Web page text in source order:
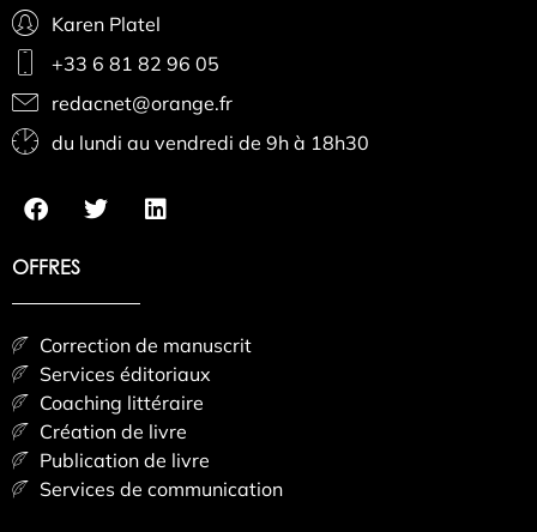
Karen Platel
+33 6 81 82 96 05
redacnet@orange.fr
du lundi au vendredi de 9h à 18h30
OFFRES
Correction de manuscrit
Services éditoriaux
Coaching littéraire
Création de livre
Publication de livre
Services de communication